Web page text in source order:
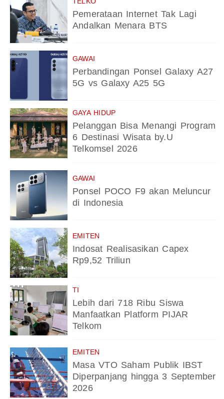
Pemerataan Internet Tak Lagi
Andalkan Menara BTS
GAWAI
Perbandingan Ponsel Galaxy A27
5G vs Galaxy A25 5G
GAYA HIDUP
Pelanggan Bisa Menangi Program
6 Destinasi Wisata by.U
Telkomsel 2026
GAWAI
Ponsel POCO F9 akan Meluncur
di Indonesia
EMITEN
Indosat Realisasikan Capex
Rp9,52 Triliun
TI
Lebih dari 718 Ribu Siswa
Manfaatkan Platform PIJAR
Telkom
EMITEN
Masa VTO Saham Publik IBST
Diperpanjang hingga 3 September
2026